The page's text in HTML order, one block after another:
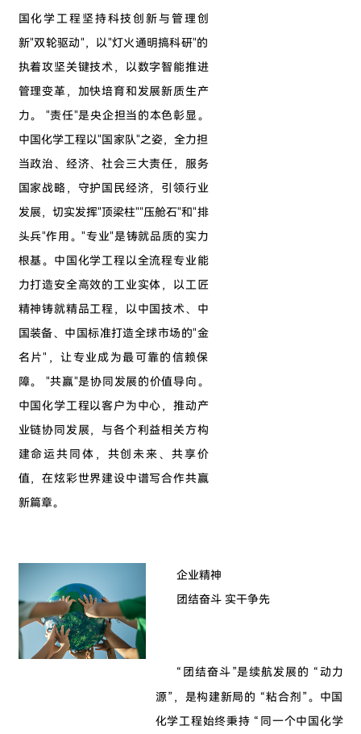
国化学工程坚持科技创新与管理创
新"双轮驱动"，以"灯火通明搞科研"的
执着攻坚关键技术，以数字智能推进
管理变革，加快培育和发展新质生产
力。 "责任"是央企担当的本色彰显。
中国化学工程以"国家队"之姿，全力担
当政治、经济、社会三大责任，服务
国家战略，守护国民经济，引领行业
发展，切实发挥"顶梁柱""压舱石"和"排
头兵"作用。"专业"是铸就品质的实力
根基。中国化学工程以全流程专业能
力打造安全高效的工业实体，以工匠
精神铸就精品工程，以中国技术、中
国装备、中国标准打造全球市场的"金
名片"，让专业成为最可靠的信赖保
障。 "共赢"是协同发展的价值导向。
中国化学工程以客户为中心，推动产
业链协同发展，与各个利益相关方构
建命运共同体，共创未来、共享价
值，在炫彩世界建设中谱写合作共赢
新篇章。
企业精神
团结奋斗 实干争先
“团结奋斗”是续航发展的 “动力
源”，是构建新局的 “粘合剂”。中国
化学工程始终秉持 “同一个中国化学